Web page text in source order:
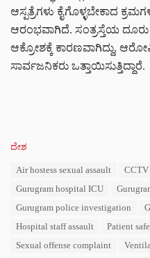
ಆಸ್ಪತ್ರೆಗಳು ಕೈಗೊಳ್ಳಬೇಕಾದ
ಆರಂಭವಾಗಿದೆ. ಸಂತ್ರಸ್ತೆಯ
ಆಕ್ರೋಶಕ್ಕೆ ಕಾರಣವಾಗಿದ್ದು,
ಸಾರ್ವಜನಿಕರು ಒತ್ತಾಯಿಸುತ್ತಿದ್ದಾರೆ.
C
ದೇಶ
Air hostess sexual assault
Gurugram hospital ICU
Gurugram police investigation
Hospital staff assault
Patient
Sexual offense complaint